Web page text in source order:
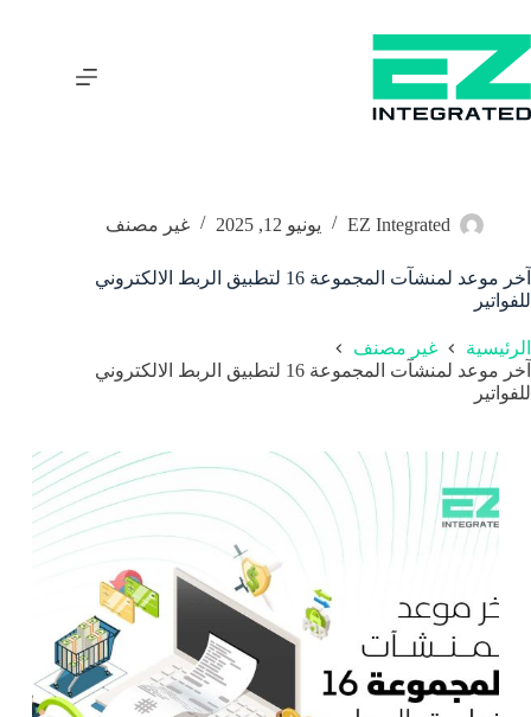
EZ Integrated يونيو 12, 2025 غير مصنف
آخر موعد لمنشآت المجموعة 16 لتطبيق الربط الالكتروني
للفواتير
الرئيسية
غير مصنف
آخر موعد لمنشآت المجموعة 16 لتطبيق الربط الالكتروني
للفواتير